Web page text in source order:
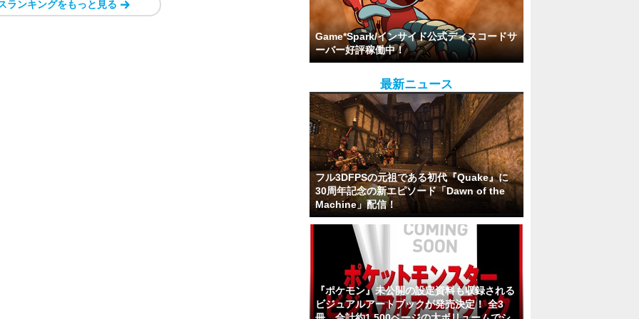
ランキングをもっと見る
Game*Spark/インサイド公式ディスコードサ
ーバー好評稼働中！
最新ニュース
フル3DFPSの元祖である初代『Quake』に
30周年記念の新エピソード「Dawn of the
Machine」配信！
『ポケモン』未公開の設定資料も収録される
ビジュアルアートブックが発売決定！ 全3